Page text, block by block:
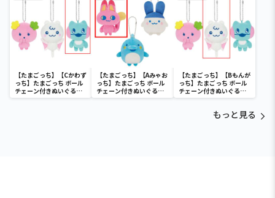
【たまごっち】【Cかわず
っち】たまごっち ボール
チェーン付きぬいぐるみ
～Tamagotchi
【たまごっち】【Aみゃお
っち】たまごっち ボール
チェーン付きぬいぐるみ
～Tamagotchi
【たまごっち】【Bもんが
っち】たまごっち ボール
チェーン付きぬいぐるみ
～Tamagotchi
もっと見る